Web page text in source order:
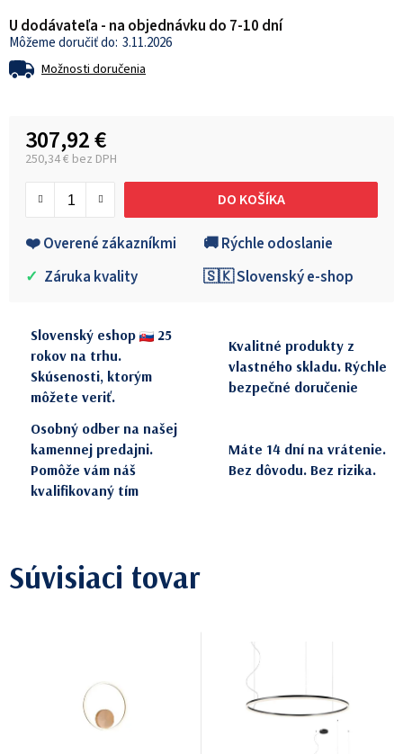
U dodávateľa - na objednávku do 7-10 dní
3.11.2026
Možnosti doručenia
307,92 €
250,34 € bez DPH
DO KOŠÍKA
❤️ Overené zákazníkmi
🚚 Rýchle odoslanie
✓ Záruka kvality 🇸🇰 Slovenský e-shop
Slovenský eshop
25
rokov na trhu.
Skúsenosti, ktorým
môžete veriť.
Kvalitné produkty z
vlastného skladu. Rýchle
bezpečné doručenie
Osobný odber na našej
kamennej predajni.
Pomôže vám náš
kvalifikovaný tím
Máte 14 dní na vrátenie.
Bez dôvodu. Bez rizika.
Súvisiaci tovar